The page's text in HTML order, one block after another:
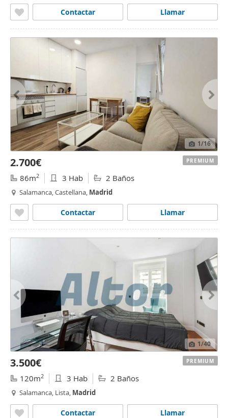
Llamar
Contactar
1/16
2.700€
86m2 3 Hab 2 Baños
Salamanca, Castellana, Madrid
Llamar
Contactar
PREMIUM
1/40
3.500€
120m2 3 Hab 2 Baños
Salamanca, Lista, Madrid
Llamar
Contactar
PREMIUM